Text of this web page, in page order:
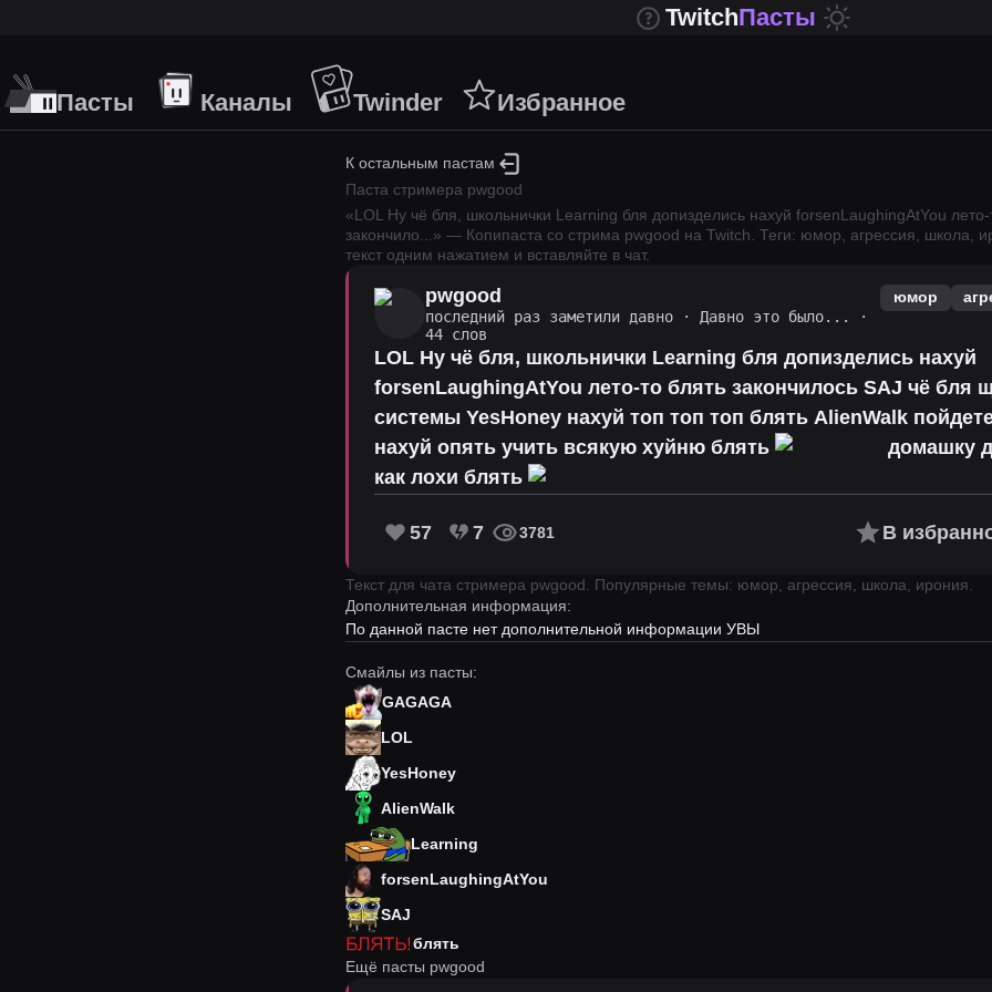
TwitchПасты
Пасты Каналы Twinder Избранное
К остальным пастам
Паста стримера pwgood
«LOL Ну чё бля, школьнички Learning бля допизделись нахуй forsenLaughingAtYou лето-
закончило
» — Копипаста со стрима pwgood на Twitch. Теги: юмор, агрессия, школа,
текст одним нажатием и вставляйте в чат.
pwgood
последний раз заметили давно · Давно это было...
·
44 слов
юмор
LOL Ну чё бля, школьнички Learning бля допизделись нахуй
forsenLaughingAtYou лето-то блять закончилось SAJ чё бля
системы YesHoney нахуй топ топ топ блять AlienWalk
нахуй опять учить всякую хуйню блять
домашку
как лохи блять
57 7 3781 В
Текст для чата стримера pwgood
Популярные темы: юмор, агрессия, школа, ирония.
Дополнительная информация:
По данной пасте нет дополнительной информации УВЫ
Смайлы из пасты:
GAGAGA
LOL
YesHoney
AlienWalk
Learning
forsenLaughingAtYou
SAJ
блять
Ещё пасты pwgood